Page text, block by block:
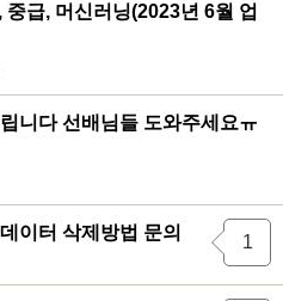
급, 머신러닝(2023년 6월 업
니다 선배님들 도와주세요ㅠ
이터 삭제방법 문의 1